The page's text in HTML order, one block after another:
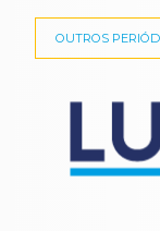
OUTROS